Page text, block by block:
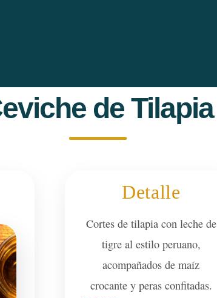
de Tilapia
Detalle
Cortes de tilapia con leche de
tigre al estilo peruano,
acompañados de maíz
crocante y peras confitadas.